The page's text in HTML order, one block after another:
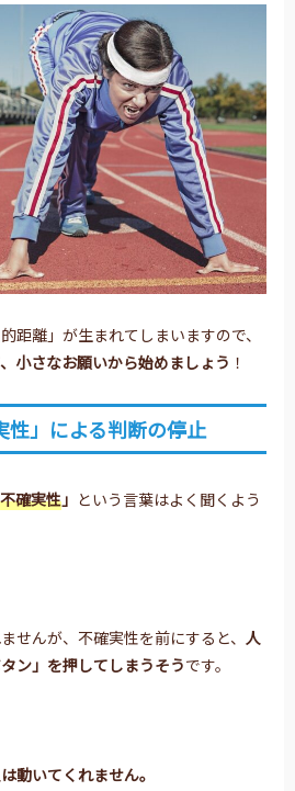
距離」が生まれてしまいますので、
小さなお願いから始めましょう ！
性」による判断の停止
不確実性」 という言葉はよく聞くよう
せんが、不確実性を前にすると、 人
ン」を押してしまうそうです。
動いてくれません。